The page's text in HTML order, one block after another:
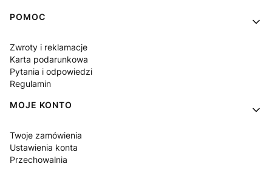
Linki w stopce
POMOC
Zwroty i reklamacje
Karta podarunkowa
Pytania i odpowiedzi
Regulamin
MOJE KONTO
Twoje zamówienia
Ustawienia konta
Przechowalnia